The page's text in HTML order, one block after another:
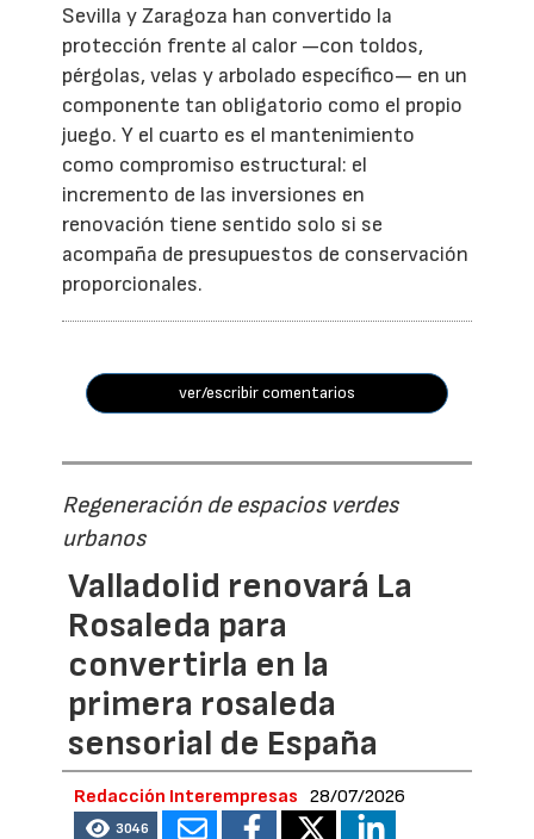
Sevilla y Zaragoza han convertido la
protección frente al calor —con toldos,
pérgolas, velas y arbolado específico— en un
componente tan obligatorio como el propio
juego. Y el cuarto es el mantenimiento
como compromiso estructural: el
incremento de las inversiones en
renovación tiene sentido solo si se
acompaña de presupuestos de conservación
proporcionales.
ver/escribir comentarios
Regeneración de espacios verdes
urbanos
Valladolid renovará La
Rosaleda para
convertirla en la
primera rosaleda
sensorial de España
Redacción Interempresas 28/07/2026
3046